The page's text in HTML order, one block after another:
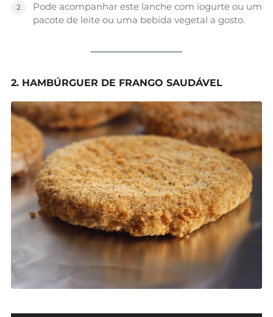
Pode acompanhar este lanche com iogurte ou um
pacote de leite ou uma bebida vegetal a gosto.
2. HAMBÚRGUER DE FRANGO SAUDÁVEL